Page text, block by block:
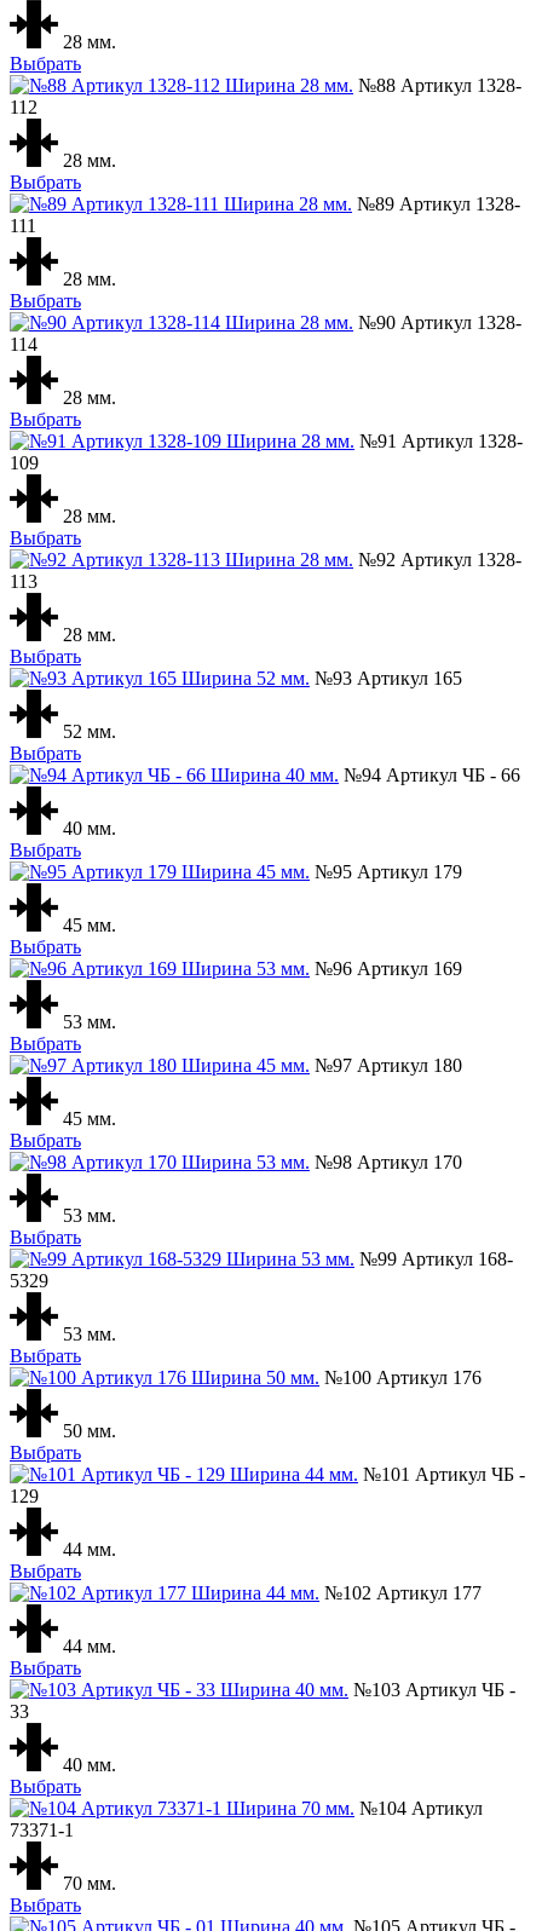
28 мм.
Выбрать
№88 Артикул 1328-
112
28 мм.
Выбрать
№89 Артикул 1328-
111
28 мм.
Выбрать
№90 Артикул 1328-
114
28 мм.
Выбрать
№91 Артикул 1328-
109
28 мм.
Выбрать
№92 Артикул 1328-
113
28 мм.
Выбрать
№93 Артикул 165
52 мм.
Выбрать
№94 Артикул ЧБ - 66
40 мм.
Выбрать
№95 Артикул 179
45 мм.
Выбрать
№96 Артикул 169
53 мм.
Выбрать
№97 Артикул 180
45 мм.
Выбрать
№98 Артикул 170
53 мм.
Выбрать
№99 Артикул 168-
5329
53 мм.
Выбрать
№100 Артикул 176
50 мм.
Выбрать
№101 Артикул ЧБ -
129
44 мм.
Выбрать
№102 Артикул 177
44 мм.
Выбрать
№103 Артикул ЧБ -
33
40 мм.
Выбрать
№104 Артикул
73371-1
70 мм.
Выбрать
№105 Артикул ЧБ -